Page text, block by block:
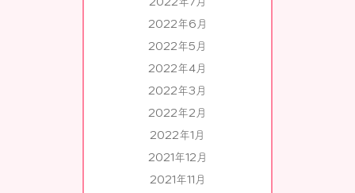
2022年6月
2022年5月
2022年4月
2022年3月
2022年2月
2022年1月
2021年12月
2021年11月